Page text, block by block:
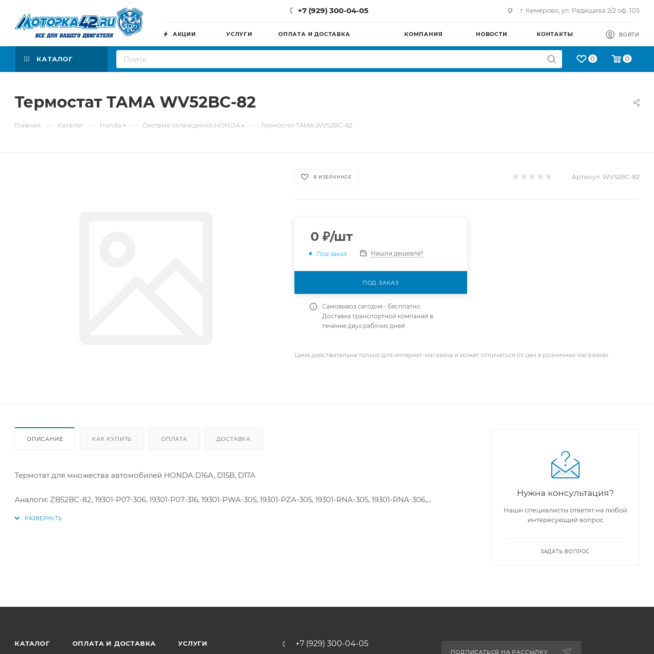
+7 (929) 300-04-05 г. Кемерово, ул. Радищева 2/2 оф. 105
АКЦИИ УСЛУГИ ОПЛАТА И ДОСТАВКА КОМПАНИЯ НОВОСТИ КОНТАКТЫ ВОЙТИ
КАТАЛОГ 0 0
Термостат TAMA WV52BC-82
Главная — Каталог — Honda — Система охлаждения HONDA — Термостат TAMA WV52BC-82
В ИЗБРАННОЕ Артикул: WV52BC-82
0 ₽/шт
Под заказ Нашли дешевле?
ПОД ЗАКАЗ
Самовывоз сегодня - бесплатно
Доставка транспортной компаний в
течение двух рабочих дней
Цена действительна только для интернет-магазина и может отличаться от цен в розничных магазинах
ОПИСАНИЕ КАК КУПИТЬ ОПЛАТА ДОСТАВКА
Термотат для множества автомобилей HONDA D16A, D15B, D17A
Аналоги: ZB52BC-82, 19301-P07-306, 19301-P07-316, 19301-PWA-305, 19301-PZA-305, 19301-RNA-305, 19301-RNA-306,
Нужна консультация?
Наши специалисты ответят на любой
интересующий вопрос
ЗАДАТЬ ВОПРОС
КАТАЛОГ ОПЛАТА И ДОСТАВКА УСЛУГИ +7 (929) 300-04-05
ПОДПИСАТЬСЯ НА РАССЫЛКУ